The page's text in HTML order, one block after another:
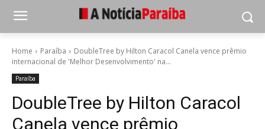
Home Paraíba
DoubleTree by Hilton Caracol Canela vence prêmio
internacional de 'Melhor Desenvolvimento' na...
Paraíba
DoubleTree by Hilton Caracol
Canela vence prêmio